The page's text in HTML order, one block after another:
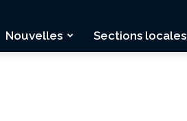
Nouvelles Sections locales